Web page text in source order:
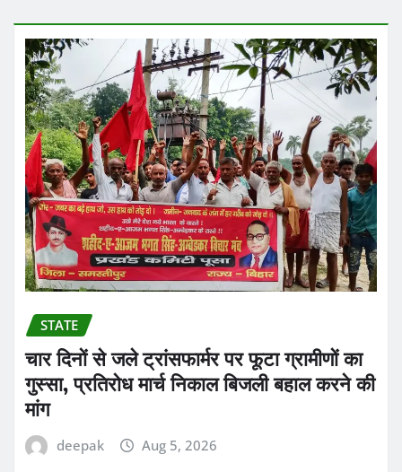
STATE
चार दिनों से जले ट्रांसफार्मर पर फूटा ग्रामीणों का
गुस्सा, प्रतिरोध मार्च निकाल बिजली बहाल करने की
मांग
deepak Aug 5, 2026